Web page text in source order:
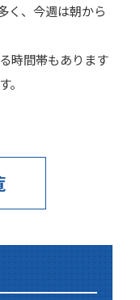
く、今週は朝から
時間帯もあります